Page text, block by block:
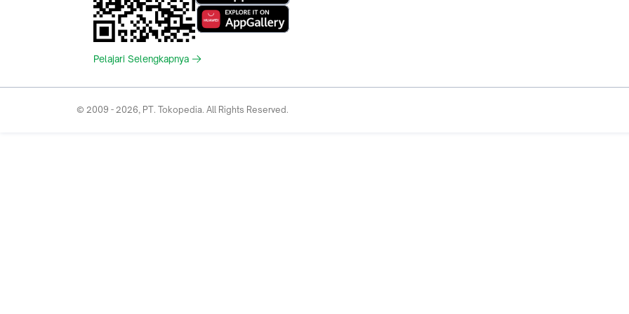
Pelajari Selengkapnya
© 2009 - 2026, PT. Tokopedia. All Rights Reserved.